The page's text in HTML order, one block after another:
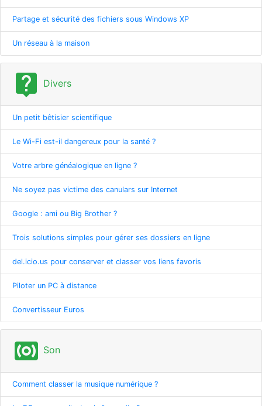
Partage et sécurité des fichiers sous Windows XP
Un réseau à la maison
live_help Divers
Un petit bêtisier scientifique
Le Wi-Fi est-il dangereux pour la santé ?
Votre arbre généalogique en ligne ?
Ne soyez pas victime des canulars sur Internet
Google : ami ou Big Brother ?
Trois solutions simples pour gérer ses dossiers en ligne
del.icio.us pour conserver et classer vos liens favoris
Piloter un PC à distance
Convertisseur Euros
surround_sound Son
Comment classer la musique numérique ?